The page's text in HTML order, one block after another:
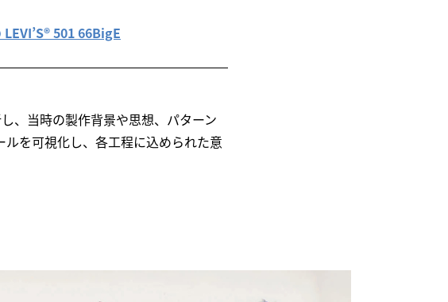
501 66BigE
、当時の製作背景や思想、パターン
を可視化し、各工程に込められた意